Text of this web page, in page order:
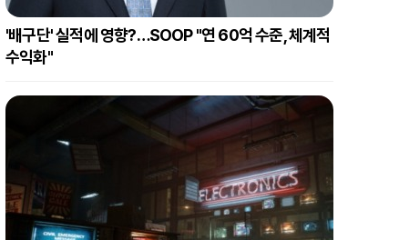
'배구단' 실적에 영향?…SOOP "연 60억 수준, 체계적
수익화"